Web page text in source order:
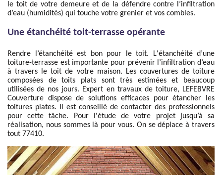
le toit de votre demeure et de la défendre contre l’infiltration
d’eau (humidités) qui touche votre grenier et vos combles.
Une étanchéité toit-terrasse opérante
Rendre l’étanchéité est bon pour le toit. L'étanchéité d’une
toiture-terrasse est importante pour prévenir l’infiltration d’eau
à travers le toit de votre maison. Les couvertures de toiture
composées de toits plats sont très estimées et beaucoup
utilisées de nos jours. Expert en travaux de toiture, LEFEBVRE
Couverture dispose de solutions efficaces pour étancher les
toitures plates. Il est conseillé de contacter des professionnels
pour cette tâche. Pour l'étude de votre projet jusqu’à sa
réalisation, nous sommes là pour vous. On se déplace à travers
tout 77410.